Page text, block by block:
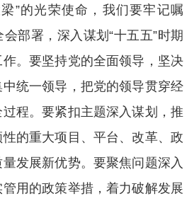
”的光荣使命，我们要牢记嘱
部署，深入谋划“十五五”时期
。要坚持党的全面领导，坚决
统一领导，把党的领导贯穿经
程。要紧扣主题深入谋划，推
的重大项目、平台、改革、政
发展新优势。要聚焦问题深入
用的政策举措，着力破解发展